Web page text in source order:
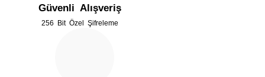
Ürün bilgilerinde hatalar bulunuyor.
Ürün fiyatı diğer sitelerden daha pahalı.
Güvenli Alışveriş
256 Bit Özel Şifreleme